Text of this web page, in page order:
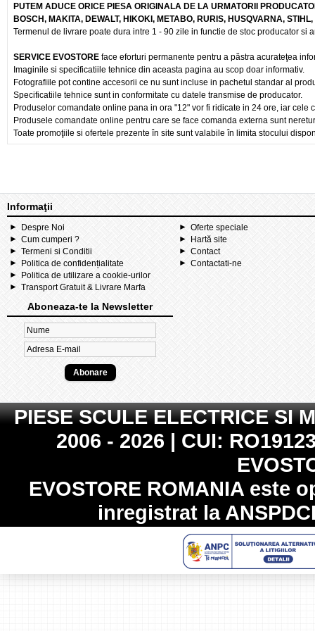
PUTEM ADUCE ORICE PIESA ORIGINALA DE LA URMATORII
BOSCH, MAKITA, DEWALT, HIKOKI, METABO, RURIS, HUSQVARNA,
Termenul de livrare poate dura intre 1 - 90 zile in functie de stoc producator si
SERVICE EVOSTORE face eforturi permanente pentru a păstra acurateţea
Imaginile si specificatiile tehnice din aceasta pagina au scop doar informativ.
Fotografiile pot contine accesorii ce nu sunt incluse in pachetul standar al
Specificatiile tehnice sunt in conformitate cu datele transmise de producator.
Produselor comandate online pana in ora "12" vor fi ridicate in 24 ore, iar cele
Produsele comandate online pentru care se face comanda externa sunt
Toate promoţiile si ofertele prezente în site sunt valabile în limita stocului
Informaţii
Despre Noi
Cum cumperi ?
Termeni si Conditii
Politica de confidențialitate
Politica de utilizare a cookie-urilor
Transport Gratuit & Livrare Marfa
Oferte speciale
Hartă site
Contact
Contactati-ne
Aboneaza-te la Newsletter
PIESE SCULE ELECTRICE SI
2006 - 2026 | CUI:
EVOSTORE ROMANIAeste
inregistrat la